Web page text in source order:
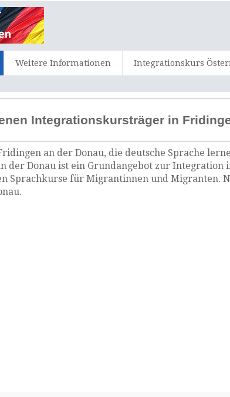
Weitere Informationen Integrationskurs
Integrationskursträger in
an der Donau, die deutsche Sprache
Donau ist ein Grundangebot zur Integration
Sprachkurse für Migrantinnen und Migranten.